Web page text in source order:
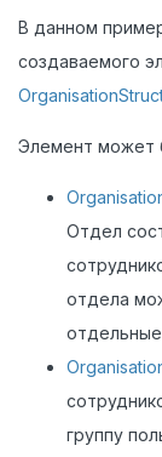
В данном
создаваемого
Элемент может
Отдел
отдела
группу